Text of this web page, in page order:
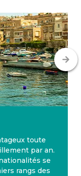
toute
par an.
se
rangs des